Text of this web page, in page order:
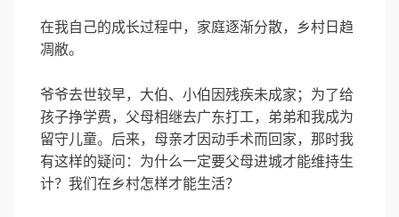
在我自己的成长过程中，家庭逐渐分散，乡村日趋
凋敝。
爷爷去世较早，大伯、小伯因残疾未成家；为了给
孩子挣学费，父母相继去广东打工，弟弟和我成为
留守儿童。后来，母亲才因动手术而回家，那时我
有这样的疑问：为什么一定要父母进城才能维持生
计？我们在乡村怎样才能生活？